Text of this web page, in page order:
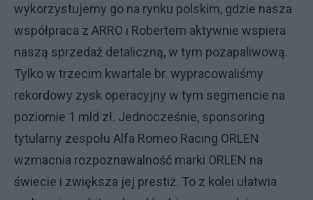
wykorzystujemy go na rynku polskim, gdzie nasza
współpraca z ARRO i Robertem aktywnie wspiera
naszą sprzedaż detaliczną, w tym pozapaliwową.
Tylko w trzecim kwartale br. wypracowaliśmy
rekordowy zysk operacyjny w tym segmencie na
poziomie 1 mld zł. Jednocześnie, sponsoring
tytularny zespołu Alfa Romeo Racing ORLEN
wzmacnia rozpoznawalność marki ORLEN na
świecie i zwiększa jej prestiż. To z kolei ułatwia